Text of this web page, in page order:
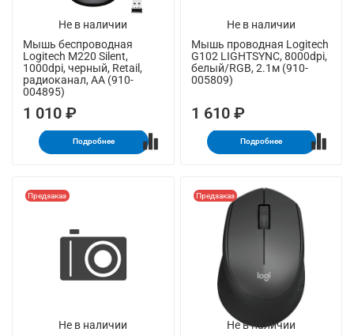
Не в наличии
Мышь беспроводная
Logitech M220 Silent,
1000dpi, черный, Retail,
радиоканал, AA (910-
004895)
1 010 ₽
Подробнее
Не в наличии
Мышь проводная Logitech
G102 LIGHTSYNC, 8000dpi,
белый/RGB, 2.1м (910-
005809)
1 610 ₽
Подробнее
Не в наличии
Предзаказ
Не в наличии
Предзаказ